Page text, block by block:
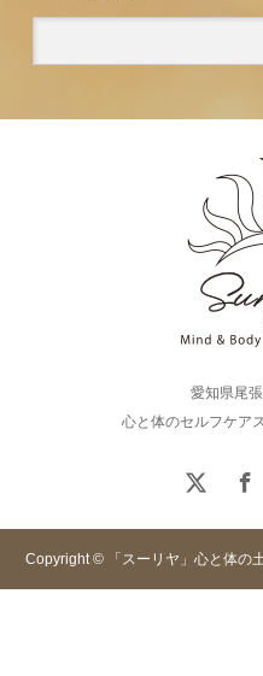
愛知県尾
心と体のセルフケア
Copyright © 「スーリヤ」心と体の